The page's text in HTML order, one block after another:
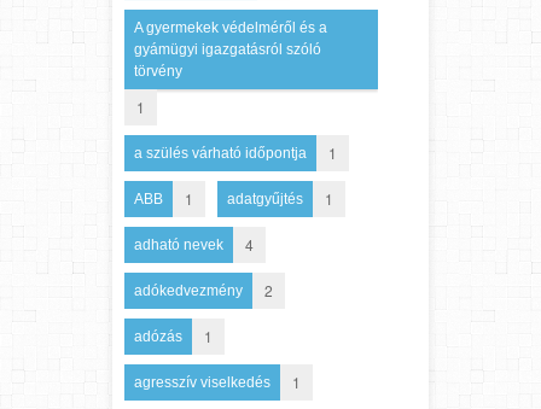
A gyermekek védelméről és a
gyámügyi igazgatásról szóló
törvény
1
a szülés várható időpontja 1
ABB 1 adatgyűjtés 1
adható nevek 4
adókedvezmény 2
adózás 1
agresszív viselkedés 1